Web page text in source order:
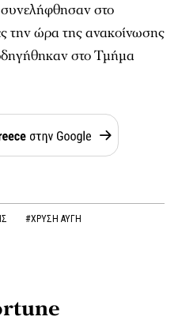
στο
την ώρα της ανακοίνωσης
στο Τμήμα
#ΧΡΥΣΗ ΑΥΓΗ